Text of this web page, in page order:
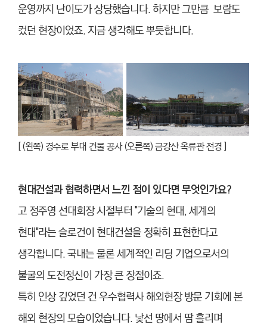
운영까지 난이도가 상당했습니다. 하지만 그만큼 보람도
컸던 현장이었죠. 지금 생각해도 뿌듯합니다.
[ (왼쪽) 경수로 부대 건물 공사 (오른쪽) 금강산 옥류관 전경 ]
현대건설과 협력하면서 느낀 점이 있다면 무엇인가요?
고 정주영 선대회장 시절부터 "기술의 현대, 세계의
현대"라는 슬로건이 현대건설을 정확히 표현한다고
생각합니다. 국내는 물론 세계적인 리딩 기업으로서의
불굴의 도전정신이 가장 큰 장점이죠.
특히 인상 깊었던 건 우수협력사 해외현장 방문 기회에 본
해외 현장의 모습이었습니다. 낯선 땅에서 땀 흘리며